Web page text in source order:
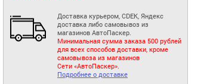
Доставка курьером, CDEK, Яндекс
доставка либо самовывоз из
магазинов АвтоПаскер.
Минимальная сумма заказа 500 рублей
для всех способов доставки, кроме
самовывоза из магазинов
Сети «АвтоПаскер».
Подробнее о доставке